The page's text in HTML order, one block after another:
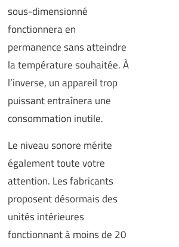
sous-dimensionné
fonctionnera en
permanence sans atteindre
la température souhaitée. À
l’inverse, un appareil trop
puissant entraînera une
consommation inutile.
Le niveau sonore mérite
également toute votre
attention. Les fabricants
proposent désormais des
unités intérieures
fonctionnant à moins de 20